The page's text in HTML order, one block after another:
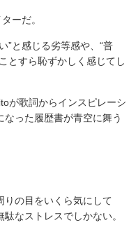
ーだ。
”と感じる劣等感や、“普
とすら恥ずかしく感じてし
が歌詞からインスピレーシ
った履歴書が青空に舞う
りの目をいくら気にして
なストレスでしかない。